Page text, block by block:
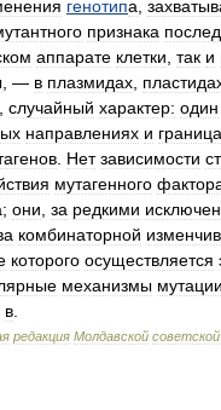
генотипа
признака
аппарате клетки так и
, — в плазмидах
случайный характер: один
направлениях и
Нет зависимости
мутагенного
; они за редкими
комбинаторной
которого осуществляется
механизмы мутации
в
редакция Молдавской советской